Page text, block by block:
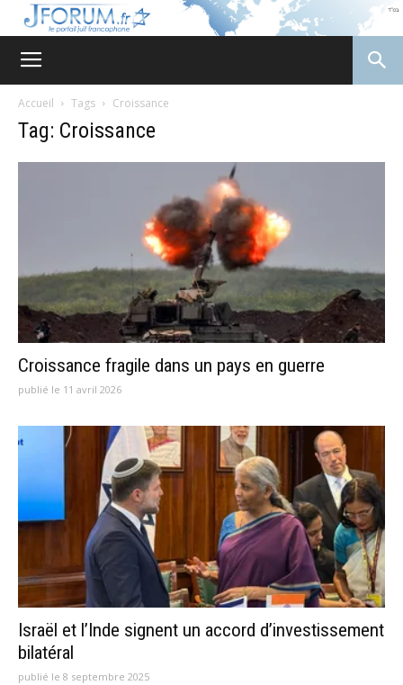
Accueil Tags Croissance
Tag: Croissance
Croissance fragile dans un pays en guerre
publié le 11 avril 2026
Israël et l’Inde signent un accord d’investissement
bilatéral
publié le 8 septembre 2025